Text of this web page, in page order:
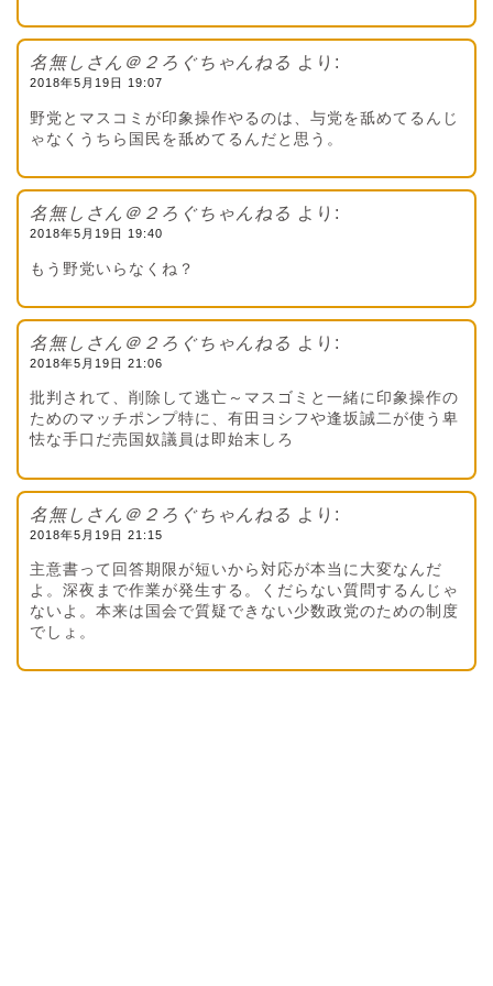
名無しさん＠２ろぐちゃんねる より:
2018年5月19日 19:07
野党とマスコミが印象操作やるのは、与党を舐めてるんじ
ゃなくうちら国民を舐めてるんだと思う。
名無しさん＠２ろぐちゃんねる より:
2018年5月19日 19:40
もう野党いらなくね？
名無しさん＠２ろぐちゃんねる より:
2018年5月19日 21:06
批判されて、削除して逃亡～マスゴミと一緒に印象操作の
ためのマッチポンプ特に、有田ヨシフや逢坂誠二が使う卑
怯な手口だ売国奴議員は即始末しろ
名無しさん＠２ろぐちゃんねる より:
2018年5月19日 21:15
主意書って回答期限が短いから対応が本当に大変なんだ
よ。深夜まで作業が発生する。くだらない質問するんじゃ
ないよ。本来は国会で質疑できない少数政党のための制度
でしょ。